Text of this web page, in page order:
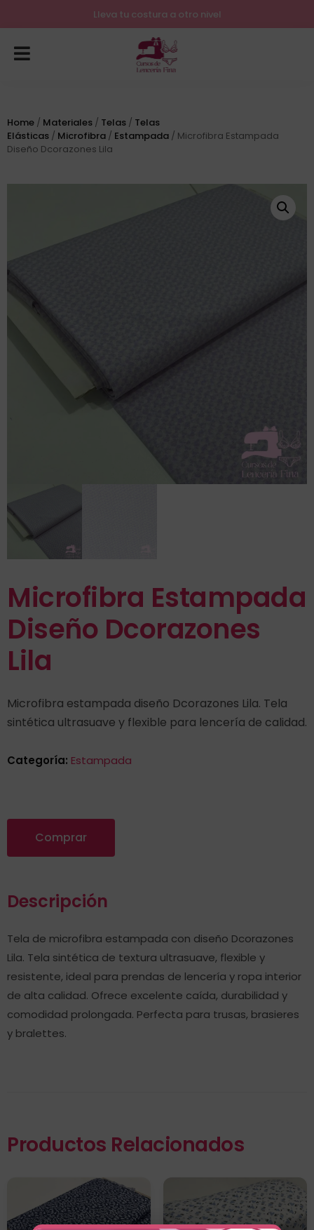
Lleva tu costura a otro nivel
Home / Materiales / Telas / Telas
Elásticas / Microfibra / Estampada / Microfibra Estampada
Diseño Dcorazones Lila
Microfibra Estampada
Diseño Dcorazones
Lila
Microfibra estampada diseño Dcorazones Lila. Tela
sintética ultrasuave y flexible para lencería de calidad.
Categoría: Estampada
Comprar
Descripción
Tela de microfibra estampada con diseño Dcorazones
Lila. Tela sintética de textura ultrasuave, flexible y
resistente, ideal para prendas de lencería y ropa interior
de alta calidad. Ofrece excelente caída, durabilidad y
comodidad prolongada. Perfecta para trusas, brasieres
y bralettes.
Productos Relacionados